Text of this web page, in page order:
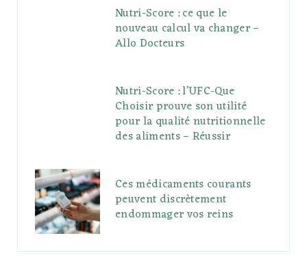
Nutri-Score : ce que le
nouveau calcul va changer –
Allo Docteurs
Nutri-Score : l’UFC-Que
Choisir prouve son utilité
pour la qualité nutritionnelle
des aliments – Réussir
Ces médicaments courants
peuvent discrètement
endommager vos reins